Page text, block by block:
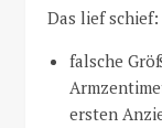
Das lief schief:
falsche
ersten